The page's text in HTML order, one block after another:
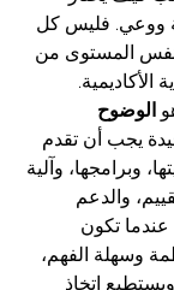
ووعي. فليس كل
نفس المستوى من
الأكاديمية.
الوضوح
يجب أن تقدم
وبرامجها، وآلية
والدعم
عندما تكون
وسهلة الفهم،
اتخاذ